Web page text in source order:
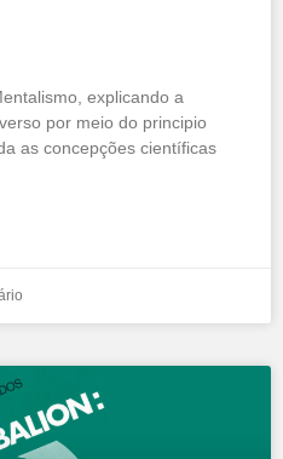
explicando a
por meio do principio
as concepções científicas